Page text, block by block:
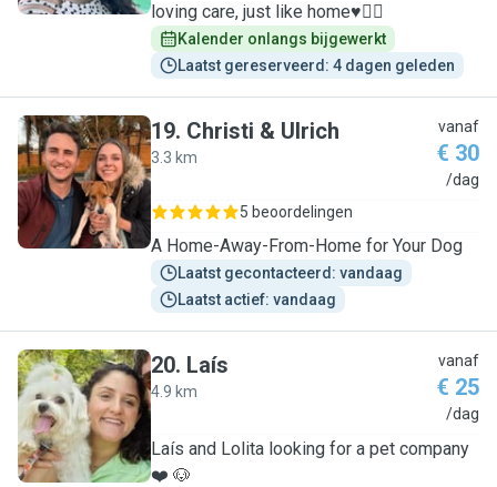
loving care, just like home♥️🐕‍🦺
Kalender onlangs bijgewerkt
Laatst gereserveerd: 4 dagen geleden
C
19. Christi & Ulrich
3.3 km
vanaf
€ 30
/dag
5 beoordelingen
A Home-Away-From-Home for Your Dog
Laatst gecontacteerd: vandaag
Laatst actief: vandaag
L
20. Laís
4.9 km
vanaf
€ 25
/dag
Laís and Lolita looking for a pet company
❤️ 🐶